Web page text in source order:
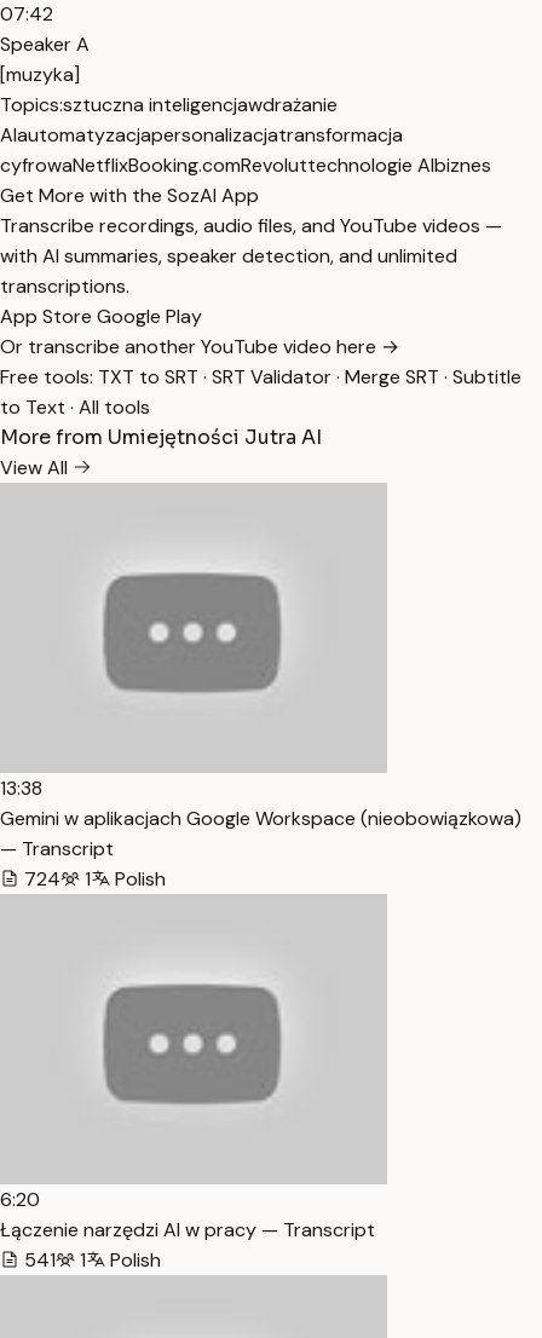
07:42
Speaker A
[muzyka]
Topics:sztuczna inteligencjawdrażanie
AIautomatyzacjapersonalizacjatransformacja
cyfrowaNetflixBooking.comRevoluttechnologie AIbiznes
Get More with the SozAI App
Transcribe recordings, audio files, and YouTube videos —
with AI summaries, speaker detection, and unlimited
transcriptions.
App Store Google Play
Or transcribe another YouTube video here →
Free tools: TXT to SRT · SRT Validator· Merge SRT · Subtitle
to Text · All tools
More from Umiejętności Jutra AI
View All
13:38
Gemini w aplikacjach Google Workspace (nieobowiązkowa)
— Transcript
724
1 Polish
6:20
Łączenie narzędzi AI w pracy — Transcript
541
1 Polish